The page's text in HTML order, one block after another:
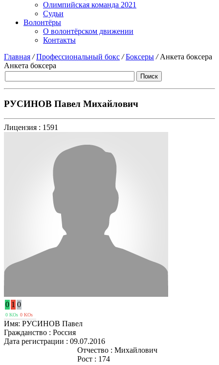
Олимпийская команда 2021
Судьи
Волонтёры
О волонтёрском движении
Контакты
Главная / Профессиональный бокс / Боксеры /Анкета боксера
Анкета боксера
РУСИНОВ Павел Михайлович
Лицензия : 1591
0 1 0
0 KOs 0 KOs
Имя: РУСИНОВ Павел
Гражданство : Россия
Дата регистрации : 09.07.2016
Отчество : Михайлович
Рост : 174